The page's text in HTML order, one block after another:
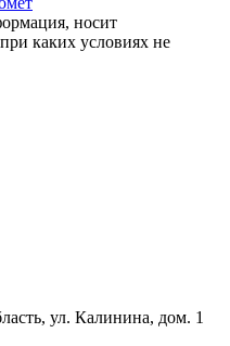
носит
каких условиях не
ул. Калинина, дом. 1